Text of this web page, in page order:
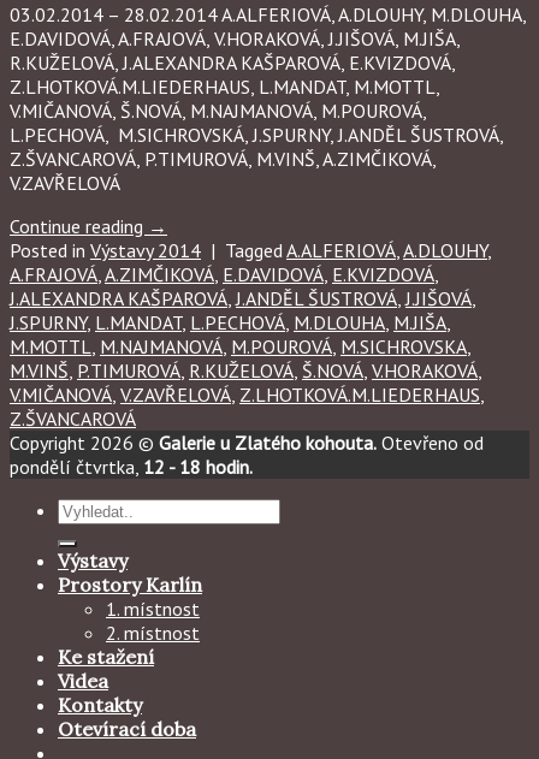
03.02.2014 – 28.02.2014 A.ALFERIOVÁ, A.DLOUHY, M.DLOUHA,
E.DAVIDOVÁ, A.FRAJOVÁ, V.HORAKOVÁ, J.JIŠOVÁ, M.JIŠA,
R.KUŽELOVÁ, J.ALEXANDRA KAŠPAROVÁ, E.KVIZDOVÁ,
Z.LHOTKOVÁ.M.LIEDERHAUS, L.MANDAT, M.MOTTL,
V.MIČANOVÁ, Š.NOVÁ, M.NAJMANOVÁ, M.POUROVÁ,
L.PECHOVÁ, M.SICHROVSKÁ, J.SPURNY, J.ANDĚL ŠUSTROVÁ,
Z.ŠVANCAROVÁ, P.TIMUROVÁ, M.VINŠ, A.ZIMČIKOVÁ,
V.ZAVŘELOVÁ
Continue reading →
Posted in Výstavy 2014 | Tagged A.ALFERIOVÁ A.DLOUHY,
A.FRAJOVÁ A.ZIMČIKOVÁ E.DAVIDOVÁ E.KVIZDOVÁ
J.ALEXANDRA KAŠPAROVÁ J.ANDĚL ŠUSTROVÁ J.JIŠOVÁ
J.SPURNY, L.MANDAT, L.PECHOVÁ M.DLOUHA M.JIŠA
M.MOTTL M.NAJMANOVÁ M.POUROVÁ M.SICHROVSKA
M.VINŠ P.TIMUROVÁ R.KUŽELOVÁ Š.NOVÁ V.HORAKOVÁ
V.MIČANOVÁ V.ZAVŘELOVÁ Z.LHOTKOVÁ.M.LIEDERHAUS
Z.ŠVANCAROVÁ
Copyright 2026 © Galerie u Zlatého kohouta. Otevřeno od
pondělí čtvrtka, 12 - 18 hodin.
Hledat:
Výstavy
Prostory Karlín
1. místnost
2. místnost
Ke stažení
Videa
Kontakty
Otevírací doba